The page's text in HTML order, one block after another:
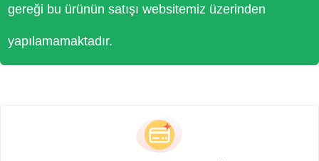
gereği bu ürünün satışı websitemiz üzerinden
yapılamamaktadır.